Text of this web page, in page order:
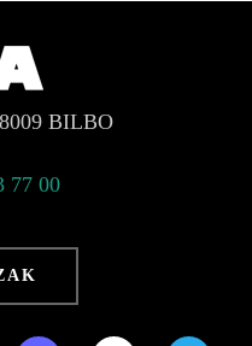
BILBO
77 00